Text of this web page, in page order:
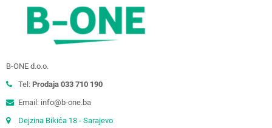
B-ONE d.o.o.
Tel: Prodaja 033 710 190
Email: info@b-one.ba
Dejzina Bikića 18 - Sarajevo